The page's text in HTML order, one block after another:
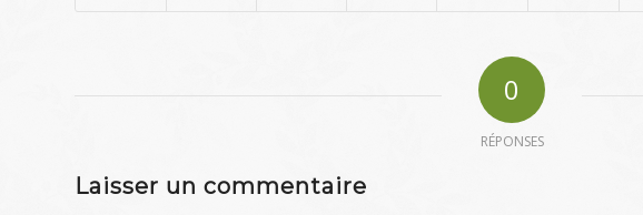
0
RÉPONSES
Laisser un commentaire